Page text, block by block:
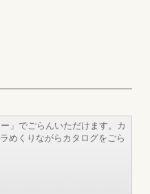
」でごらんいただけます。カ
めくりながらカタログをごら